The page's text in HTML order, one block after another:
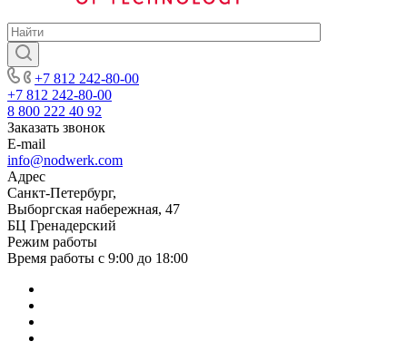
+7 812 242-80-00
+7 812 242-80-00
8 800 222 40 92
Заказать звонок
E-mail
info@nodwerk.com
Адрес
Санкт-Петербург,
Выборгская набережная, 47
БЦ Гренадерский
Режим работы
Время работы с 9:00 до 18:00